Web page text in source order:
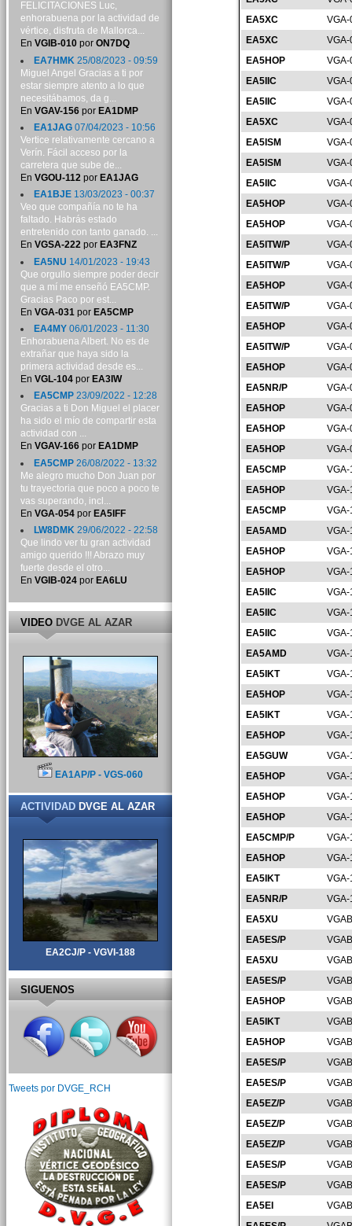
EA5XC
EA5XC
EA5HOP
EA5IIC
EA5IIC
EA5XC
EA5ISM
EA5ISM
EA5IIC
EA5HOP
EA5HOP
EA5ITW/P
EA5ITW/P
EA5HOP
EA5ITW/P
EA5HOP
EA5ITW/P
EA5HOP
EA5NR/P
EA5HOP
EA5HOP
EA5HOP
EA5CMP
EA5HOP
EA5CMP
EA5AMD
EA5HOP
EA5HOP
EA5IIC
EA5IIC
EA5IIC
EA5AMD
EA5IKT
EA5HOP
EA5IKT
EA5HOP
VGA-
EA5GUW
EA5HOP
EA5HOP
EA5HOP
EA5CMP/P
EA5HOP
EA5IKT
EA5NR/P
EA5XU
EA5ES/P
EA5XU
EA5ES/P
EA5HOP
EA5IKT
EA5HOP
EA5ES/P
EA5ES/P
EA5EZ/P
EA5EZ/P
EA5EZ/P
EA5ES/P
EA5ES/P
EA5EI
FELICITACIONES Luc,
enhorabuena por la actividad de
vértice, disfruta de Mallorca...
En VGIB-010por ON7DQ
EA7HMK 25/08/2023 - 09:59
Miguel Angel Gracias a ti por
estar siempre atento a lo que
necesitábamos, da g...
En VGAV-156por EA1DMP
EA1JAG07/04/2023 - 10:56
Vertice relativamente cercano a
Verín. Fácil acceso por la
carretera que sube de...
En VGOU-112por EA1JAG
EA1BJE13/03/2023 - 00:37
Veo que compañía no te ha
faltado. Habrás estado
entretenido con tanto ganado. ...
En VGSA-222por EA3FNZ
EA5NU 14/01/2023 - 19:43
Que orgullo siempre poder decir
que a mí me enseñó EA5CMP.
Gracias Paco por est...
En VGA-031 por EA5CMP
EA4MY06/01/2023 - 11:30
Enhorabuena Albert. No es de
extrañar que haya sido la
primera actividad desde es...
En VGL-104por EA3IW
EA5CMP23/09/2022 - 12:28
Gracias a ti Don Miguel el placer
ha sido el mío de compartir esta
actividad con ...
En VGAV-166por EA1DMP
EA5CMP26/08/2022 - 13:32
Me alegro mucho Don Juan por
tu trayectoria que poco a poco te
vas superando, incl...
En VGA-054por EA5IFF
LW8DMK29/06/2022 - 22:58
Que lindo ver tu gran actividad
amigo querido !!! Abrazo muy
fuerte desde el otro...
En VGIB-024por EA6LU
VIDEODVGE AL AZAR
EA1AP/P - VGS-060
ACTIVIDADDVGE AL AZAR
EA2CJ/P - VGVI-188
SIGUENOS
Tweets por DVGE_RCH